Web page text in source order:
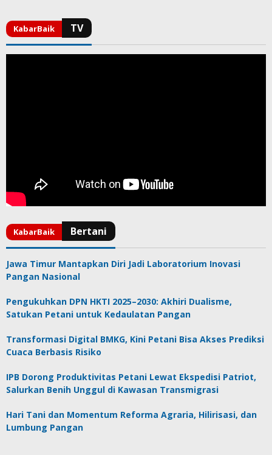
Jawa Timur Mantapkan Diri Jadi Laboratorium Inovasi
Pangan Nasional
Pengukuhkan DPN HKTI 2025–2030: Akhiri Dualisme,
Satukan Petani untuk Kedaulatan Pangan
Transformasi Digital BMKG, Kini Petani Bisa Akses Prediksi
Cuaca Berbasis Risiko
IPB Dorong Produktivitas Petani Lewat Ekspedisi Patriot,
Salurkan Benih Unggul di Kawasan Transmigrasi
Hari Tani dan Momentum Reforma Agraria, Hilirisasi, dan
Lumbung Pangan